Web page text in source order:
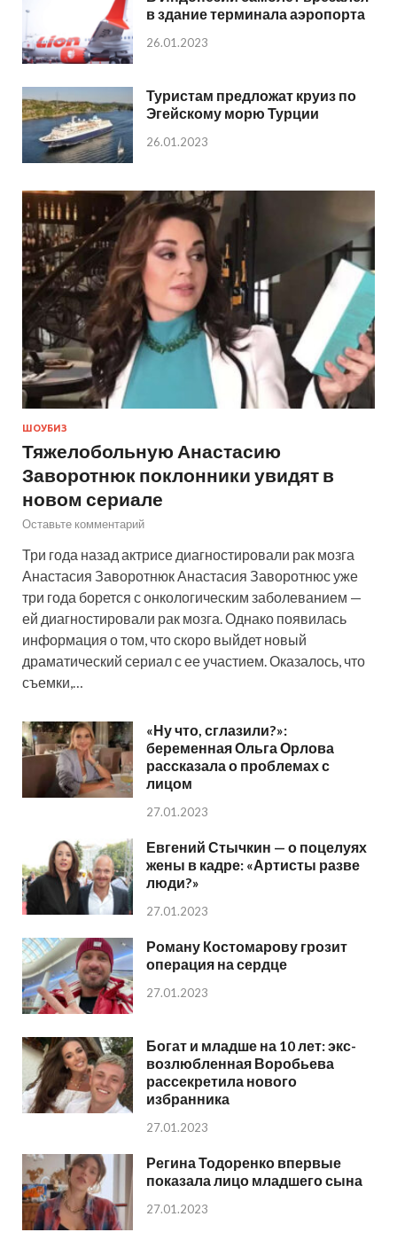
в здание терминала аэропорта
26.01.2023
Туристам предложат круиз по
Эгейскому морю Турции
26.01.2023
ШОУБИЗ
Тяжелобольную Анастасию
Заворотнюк поклонники увидят в
новом сериале
Оставьте комментарий
Три года назад актрисе диагностировали рак мозга
Анастасия Заворотнюк Анастасия Заворотнюс уже
три года борется с онкологическим заболеванием —
ей диагностировали рак мозга. Однако появилась
информация о том, что скоро выйдет новый
драматический сериал с ее участием. Оказалось, что
съемки,…
«Ну что, сглазили?»:
беременная Ольга Орлова
рассказала о проблемах с
лицом
27.01.2023
Евгений Стычкин — о поцелуях
жены в кадре: «Артисты разве
люди?»
27.01.2023
Роману Костомарову грозит
операция на сердце
27.01.2023
Богат и младше на 10 лет: экс-
возлюбленная Воробьева
рассекретила нового
избранника
27.01.2023
Регина Тодоренко впервые
показала лицо младшего сына
27.01.2023